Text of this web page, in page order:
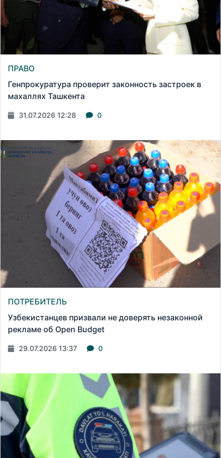
ПРАВО
Генпрокуратура проверит законность застроек в
махаллях Ташкента
31.07.2026 12:28 0
ПОТРЕБИТЕЛЬ
Узбекистанцев призвали не доверять незаконной
рекламе об Open Budget
29.07.2026 13:37 0